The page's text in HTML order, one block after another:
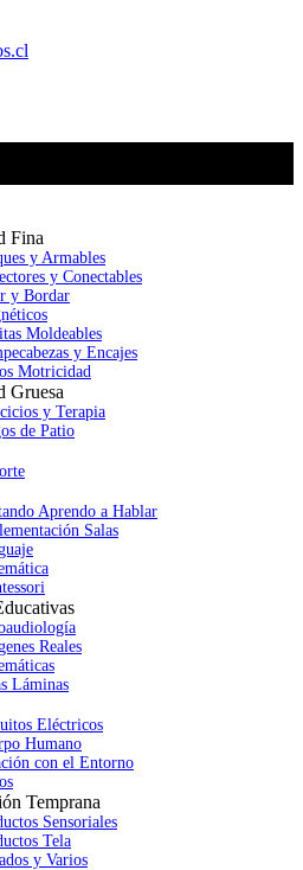
Fina
y Armables
y Conectables
y Bordar
Moldeables
y Encajes
Motricidad
Gruesa
y Terapia
de Patio
Aprendo a Hablar
Salas
Reales
Láminas
Eléctricos
Humano
con el Entorno
Temprana
Sensoriales
Tela
y Varios